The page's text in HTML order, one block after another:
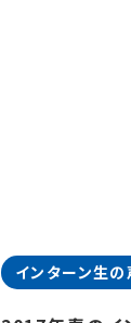
インターン生の